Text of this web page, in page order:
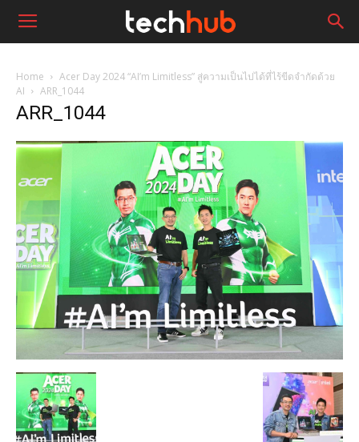
Home
Acer Day 2024 “AI’m Limitless” สู่ความเป็นไปได้ที่ไร้ขีดจำกัดด้วย
AI
ARR_1044
ARR_1044